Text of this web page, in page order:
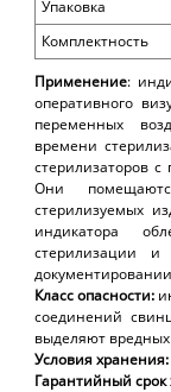
Упаковка
Комплектность
Применение:
оперативного
переменных
времени
стерилизаторов
Они
стерилизуемых
индикатора
стерилизации
Класс опасности:
соединений
выделяют
Условияхранения:
Гарантийный срок